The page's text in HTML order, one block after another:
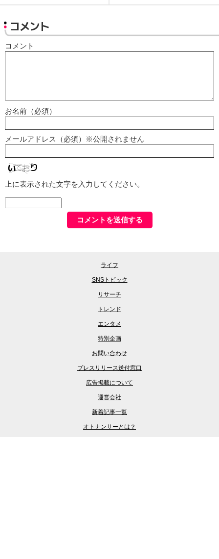
コメント
コメント
お名前（必須）
メールアドレス（必須）※公開されません
上に表示された文字を入力してください。
ライフ
SNSトピック
リサーチ
トレンド
エンタメ
特別企画
お問い合わせ
プレスリリース送付窓口
広告掲載について
運営会社
新着記事一覧
オトナンサーとは？